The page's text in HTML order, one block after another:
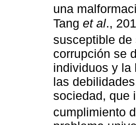
una
Tang et al.,
susceptible
corrupción se
individuos y la
las
sociedad, que
cumplimiento